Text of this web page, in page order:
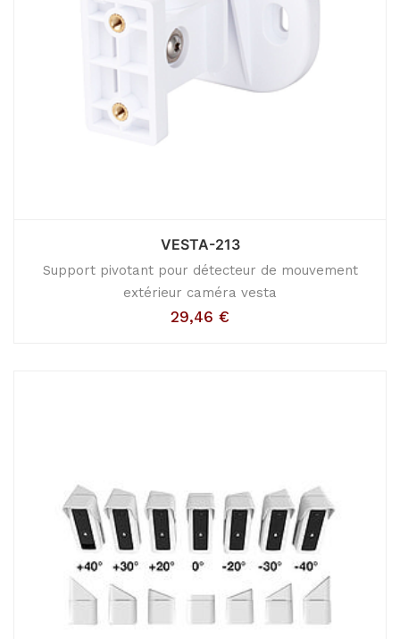
VESTA-213
Support pivotant pour détecteur de mouvement
extérieur caméra vesta
29,46 €